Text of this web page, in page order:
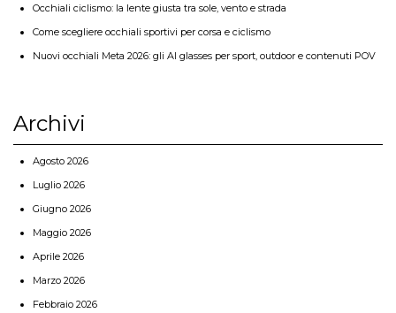
Occhiali ciclismo: la lente giusta tra sole, vento e strada
Come scegliere occhiali sportivi per corsa e ciclismo
Nuovi occhiali Meta 2026: gli AI glasses per sport, outdoor e contenuti POV
Archivi
Agosto 2026
Luglio 2026
Giugno 2026
Maggio 2026
Aprile 2026
Marzo 2026
Febbraio 2026